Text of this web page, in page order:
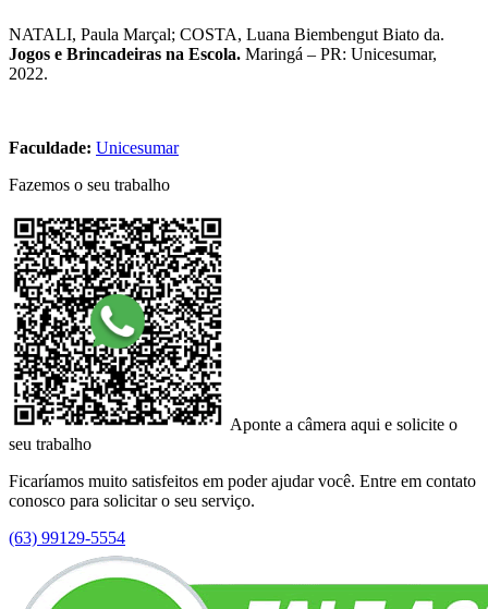
NATALI, Paula Marçal; COSTA, Luana Biembengut Biato da.
Jogos e Brincadeiras na Escola. Maringá – PR: Unicesumar,
2022.
Faculdade: Unicesumar
Fazemos o seu trabalho
Aponte a câmera aqui e solicite o
seu trabalho
Ficaríamos muito satisfeitos em poder ajudar você. Entre em contato
conosco para solicitar o seu serviço.
(63) 99129-5554